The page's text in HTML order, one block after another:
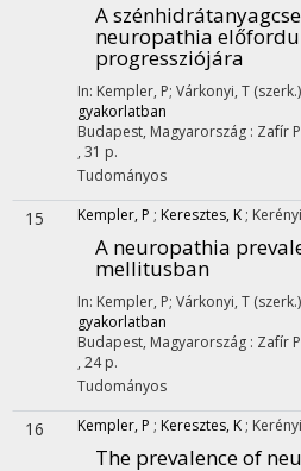
A
neuropathia
progressziójára
In: Kempler, P; Várkonyi, T (szerk.)
gyakorlatban
Budapest, Magyarország : Zafír
, 31 p.
Tudományos
15 Kempler, P ; Keresztes, K ;
A neuropathia
mellitusban
In: Kempler, P; Várkonyi, T (szerk.)
gyakorlatban
Budapest, Magyarország : Zafír
, 24 p.
Tudományos
16 Kempler, P ; Keresztes, K ;
The prevalence of